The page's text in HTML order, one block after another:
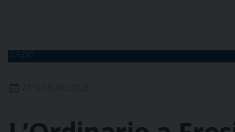
LAZIO
21 GIUGNO 2026